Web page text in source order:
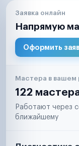
Заявка онлайн
Напрямую
Оформить
Мастера в вашем
122
Работают через
ближайшему